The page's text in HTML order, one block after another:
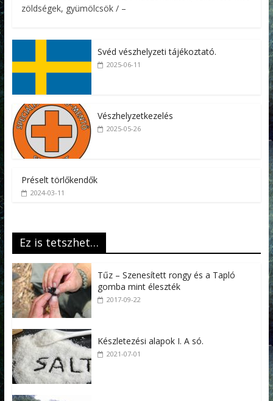
zöldségek, gyümölcsök / –
Svéd vészhelyzeti tájékoztató.
2025-06-11
Vészhelyzetkezelés
2025-05-26
Préselt törlőkendők
2024-03-11
Ez is tetszhet…
Tűz – Szenesített rongy és a Tapló
gomba mint éleszték
2017-09-22
Készletezési alapok I. A só.
2021-07-01